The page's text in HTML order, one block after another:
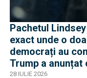
Pachetul
exact unde o
democrați au
Trump a anunțat
28 IULIE 2026